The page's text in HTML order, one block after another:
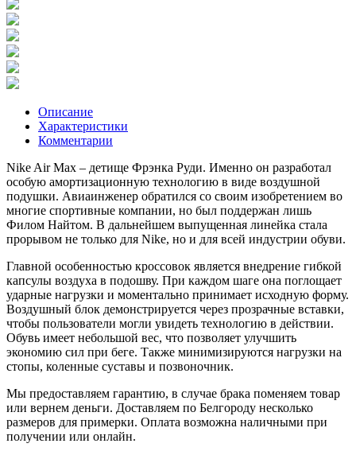
Описание
Характеристики
Комментарии
Nike Air Max – детище Фрэнка Руди. Именно он разработал
особую амортизационную технологию в виде воздушной
подушки. Авиаинженер обратился со своим изобретением во
многие спортивные компании, но был поддержан лишь
Филом Найтом. В дальнейшем выпущенная линейка стала
прорывом не только для Nike, но и для всей индустрии обуви.
Главной особенностью кроссовок является внедрение гибкой
капсулы воздуха в подошву. При каждом шаге она поглощает
ударные нагрузки и моментально принимает исходную форму.
Воздушный блок демонстрируется через прозрачные вставки,
чтобы пользователи могли увидеть технологию в действии.
Обувь имеет небольшой вес, что позволяет улучшить
экономию сил при беге. Также минимизируются нагрузки на
стопы, коленные суставы и позвоночник.
Мы предоставляем гарантию, в случае брака поменяем товар
или вернем деньги. Доставляем по Белгороду несколько
размеров для примерки. Оплата возможна наличными при
получении или онлайн.